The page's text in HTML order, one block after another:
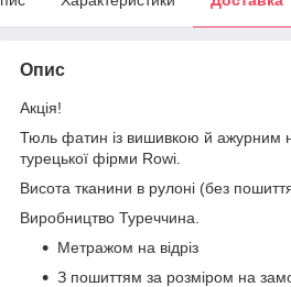
Опис
Акція!
Тюль фатин із вишивкою й ажурним
турецької фірми Rowi.
Висота тканини в рулоні (без
Виробництво Туреччина.
Метражом на відріз
З пошиттям за розміром на